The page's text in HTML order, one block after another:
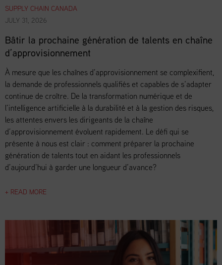
SUPPLY CHAIN CANADA
JULY 31, 2026
Bâtir la prochaine génération de talents en chaîne
d’approvisionnement
À mesure que les chaînes d’approvisionnement se complexifient,
la demande de professionnels qualifiés et capables de s’adapter
continue de croître. De la transformation numérique et de
l’intelligence artificielle à la durabilité et à la gestion des risques,
les attentes envers les dirigeants de la chaîne
d’approvisionnement évoluent rapidement. Le défi qui se
présente à nous est clair : comment préparer la prochaine
génération de talents tout en aidant les professionnels
d’aujourd’hui à garder une longueur d’avance?
+ READ MORE